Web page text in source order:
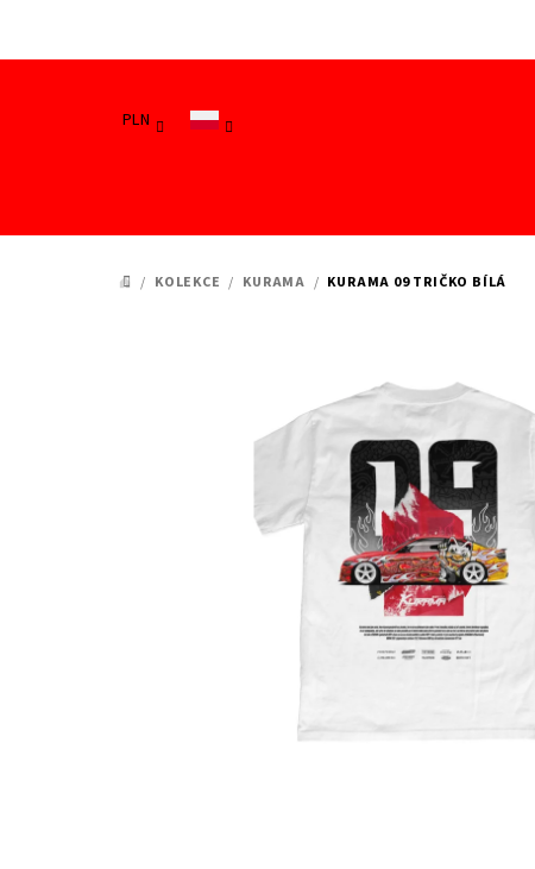
PLN
HOME
/ KOLEKCE / KURAMA / KURAMA 09 TRIČKO BÍLÁ